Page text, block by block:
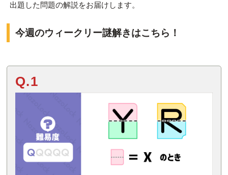
出題した問題の解説をお届けします。
今週のウィークリー謎解きはこちら！
Q.1